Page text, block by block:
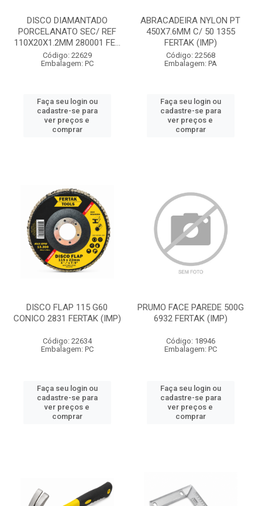
DISCO DIAMANTADO
PORCELANATO SEC/ REF
110X20X1.2MM 280001 FE...
Código: 22629
Embalagem: PC
Faça seu login ou
cadastre-se para
ver preços e
comprar
ABRACADEIRA NYLON PT
450X7.6MM C/ 50 1355
FERTAK (IMP)
Código: 22568
Embalagem: PA
Faça seu login ou
cadastre-se para
ver preços e
comprar
DISCO FLAP 115 G60
CONICO 2831 FERTAK (IMP)
Código: 22634
Embalagem: PC
Faça seu login ou
cadastre-se para
ver preços e
comprar
PRUMO FACE PAREDE 500G
6932 FERTAK (IMP)
Código: 18946
Embalagem: PC
Faça seu login ou
cadastre-se para
ver preços e
comprar